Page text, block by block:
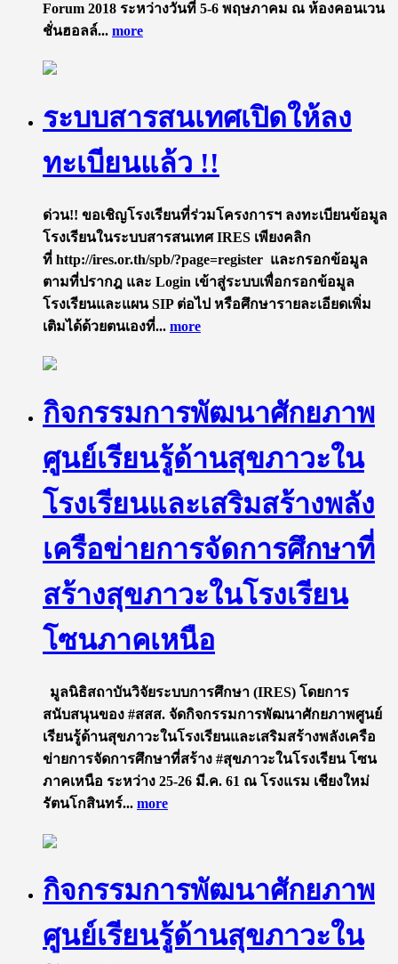
Forum 2018 ระหว่างวันที่​ 5-6​ พฤษภาคม​ ณ ห้องคอนเวน
ชั่นฮอลล์... more
ระบบสารสนเทศเปิดให้ลง
ทะเบียนแล้ว !!
ด่วน!! ขอเชิญโรงเรียนที่ร่วมโครงการฯ ลงทะเบียนข้อมูล
โรงเรียนในระบบสารสนเทศ IRES เพียงคลิก
ที่ http://ires.or.th/spb/?page=register และกรอกข้อมูล
ตามที่ปรากฎ และ Login เข้าสู่ระบบเพื่อกรอกข้อมูล
โรงเรียนและแผน SIP ต่อไป หรือศึกษารายละเอียดเพิ่ม
เติมได้ด้วยตนเองที่... more
กิจกรรมการพัฒนาศักยภาพ
ศูนย์เรียนรู้ด้านสุขภาวะใน
โรงเรียนและเสริมสร้างพลัง
เครือข่ายการจัดการศึกษาที่
สร้างสุขภาวะในโรงเรียน
โซนภาคเหนือ
มูลนิธิสถาบันวิจัยระบบการศึกษา​ (IRES)​ โดยการ
สนับสนุน​ของ​ #สสส.​ จัดกิจกรรมการพัฒนาศักยภาพศูนย์
เรียนรู้ด้านสุขภาวะในโรงเรียนและเสริมสร้างพลังเครือ
ข่ายการจัดการศึกษาที่สร้าง #สุขภาวะในโรงเรียน โซน
ภาคเหนือ ระหว่าง​ 25-26 มี.ค. 61 ณ​ โรงแรม เชียงใหม่
รัตนโกสินทร์... more
กิจกรรมการพัฒนาศักยภาพ
ศูนย์เรียนรู้ด้านสุขภาวะใน